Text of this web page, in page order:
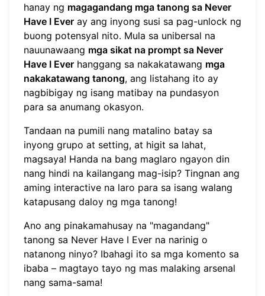
hanay ng magagandang mga tanong sa Never
Have I Ever ay ang inyong susi sa pag-unlock ng
buong potensyal nito. Mula sa unibersal na
nauunawaang mga sikat na prompt sa Never
Have I Ever hanggang sa nakakatawang mga
nakakatawang tanong, ang listahang ito ay
nagbibigay ng isang matibay na pundasyon
para sa anumang okasyon.
Tandaan na pumili nang matalino batay sa
inyong grupo at setting, at higit sa lahat,
magsaya! Handa na bang maglaro ngayon din
nang hindi na kailangang mag-isip? Tingnan ang
aming interactive na laro para sa isang walang
katapusang daloy ng mga tanong!
Ano ang pinakamahusay na "magandang"
tanong sa Never Have I Ever na narinig o
natanong ninyo? Ibahagi ito sa mga komento sa
ibaba – magtayo tayo ng mas malaking arsenal
nang sama-sama!